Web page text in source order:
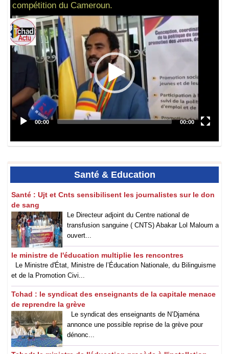
compétition du Cameroun.
Santé& Education
‎Santé : Ujt et Cnts sensibilisent les journalistes sur le don
de sang
Le Directeur adjoint du Centre national de
transfusion sanguine ( CNTS) Abakar Lol Maloum a
ouvert...
le ministre de l'éducation multiplie les rencontres
Le Ministre d'État, Ministre de l’Éducation Nationale, du Bilinguisme
et de la Promotion Civi...
Tchad : le syndicat des enseignants de la capitale menace
de reprendre la grève
Le syndicat des enseignants de N’Djaména
annonce une possible reprise de la grève pour
dénonc...